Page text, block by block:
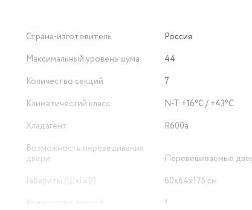
Страна-изготовитель
Россия
Максимальный уровень шума
44
Количество секций
7
Климатический класс
N-T +16°C / +43°C
Хладагент
R600a
Возможность перевешивания
двери
Перевешиваемые
Габариты (ШxГxВ)
60х64х175 см
1